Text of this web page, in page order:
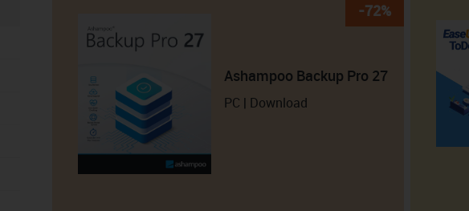
-72%
Ashampoo Backup Pro 27
PC | Download